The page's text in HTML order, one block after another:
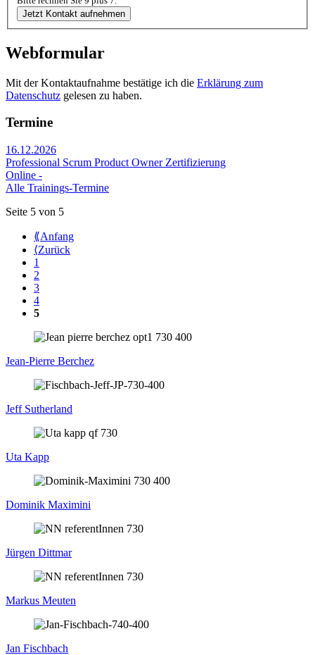
Jetzt Kontakt aufnehmen
Webformular
Mit der Kontaktaufnahme bestätige ich die Erklärung zum
Datenschutz gelesen zu haben.
Termine
16.12.2026
Professional Scrum Product Owner Zertifizierung
Online -
Alle Trainings-Termine
Seite 5 von 5
⟪Anfang
⟨Zurück
1
2
3
4
5
Jean-Pierre Berchez
Jeff Sutherland
Uta Kapp
Dominik Maximini
Jürgen Dittmar
Markus Meuten
Jan Fischbach